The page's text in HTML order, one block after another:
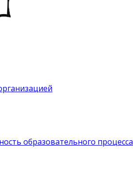
образовательного процесса